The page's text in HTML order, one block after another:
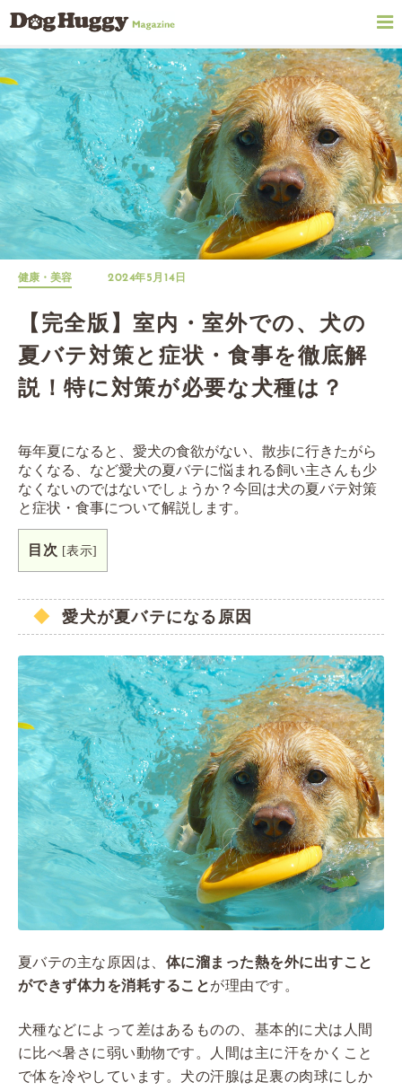
健康・美容 2024年5月14日
【完全版】室内・室外での、犬の
夏バテ対策と症状・食事を徹底解
説！特に対策が必要な犬種は？
毎年夏になると、愛犬の食欲がない、散歩に行きたがら
なくなる、など愛犬の夏バテに悩まれる飼い主さんも少
なくないのではないでしょうか？今回は犬の夏バテ対策
と症状・食事について解説します。
目次 [表示]
愛犬が夏バテになる原因
夏バテの主な原因は、 体に溜まった熱を外に出すこと
ができず体力を消耗することが理由です。
犬種などによって差はあるものの、基本的に犬は人間
に比べ暑さに弱い動物です。人間は主に汗をかくこと
で体を冷やしています。犬の汗腺は足裏の肉球にしか